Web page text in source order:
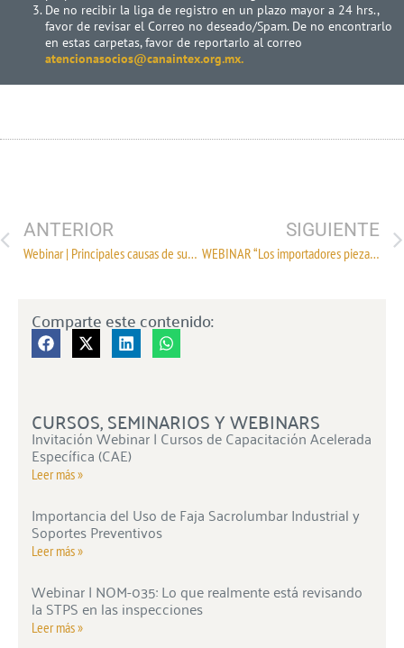
De no recibir la liga de registro en un plazo mayor a 24 hrs.,
favor de revisar el Correo no deseado/Spam. De no encontrarlo
en estas carpetas, favor de reportarlo al correo
atencionasocios@canaintex.org.mx.
ANTERIOR
Webinar | Principales causas de suspensión en el Padrón de Importadores
SIGUIENTE
WEBINAR “Los importadores pieza clave en la implementación de las estrategias logísticas para el despacho expedito de mercancías en el puerto de Manzanillo”
Comparte este contenido:
CURSOS, SEMINARIOS Y WEBINARS
Invitación Webinar | Cursos de Capacitación Acelerada
Específica (CAE)
Leer más »
Importancia del Uso de Faja Sacrolumbar Industrial y
Soportes Preventivos
Leer más »
Webinar | NOM-035: Lo que realmente está revisando
la STPS en las inspecciones
Leer más »